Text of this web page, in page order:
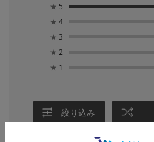
★ 5
★ 4
★ 3
★ 2
★ 1
絞り込み